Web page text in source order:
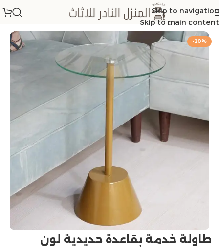
Skip to navigation
Skip to main content
الرئيسية/طاولات خدمة
-20%
طاولة خدمة بقاعدة حديدية لون